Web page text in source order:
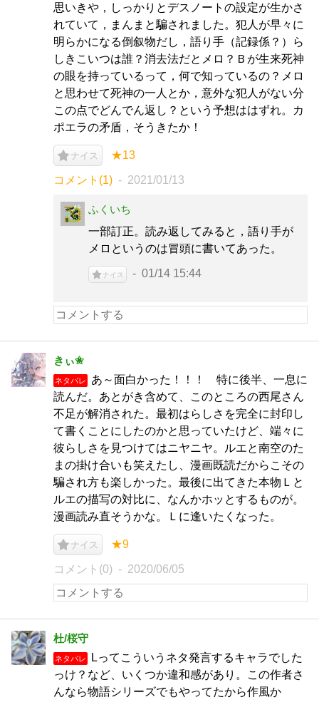
思いきや，しっかりとデスノートの設定が生かさ
れていて，まんまと騙されました。犯人が早々に
明らかになる倒叙物だし，語り手（記録係？）ら
しきこいつは誰？消去法だとメロ？Ｂが生来死神
の眼を持っているって，何で知っているの？メロ
と思わせて死神の一人とか，意外な犯人がない分
この点でどんでん返し？という予想ははずれ。カ
ポエラの矛盾，そうきたか！
ナイス ★13
コメント(1) 2021/01/13
ふくいち
一部訂正。読み返してみると，語り手が
メロというのは冒頭に書いてあった。
ナイス 01/14 15:44
きぃ✬
ネタバレ
あ～面白かった！！！ 特に後半、一息に
読んだ。あとがき含めて、このところの西尾さん
不足が解消された。最初はらしさを完全に封印し
て書くことにしたのかと思っていたけど、端々に
彼らしさを見つけてはニヤニヤ。ルエと南空のた
まの掛け合いも笑えたし、漫画既読だからこその
騙され方も楽しかった。最後に出てきた本物Ｌと
ルエの描写の対比に、なんかホッとするものが。
漫画読み直そうかな。Ｌに逢いたくなった。
ナイス ★9
コメント(0) 2020/06/05
杜/桜守
ネタバレ
Lってこういうネタ発言するキャラでした
っけ？など、いくつか違和感があり。この作者さ
んなら物語シリーズでもやってたから作風か